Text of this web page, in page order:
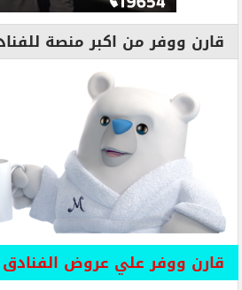
قارن ووفر من اكبر منصة
قارن ووفر علي عروض الفنادق